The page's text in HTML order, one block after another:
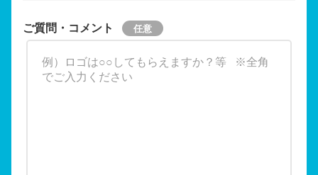
ご質問・コメント